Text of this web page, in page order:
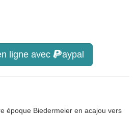
ligne avec aypal
époque Biedermeier en acajou vers